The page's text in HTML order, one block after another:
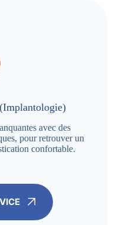
avec des
pour retrouver un
confortable.